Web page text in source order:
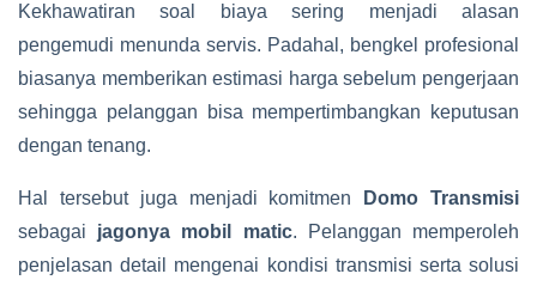
Kekhawatiran soal biaya sering menjadi alasan
pengemudi menunda servis. Padahal, bengkel profesional
biasanya memberikan estimasi harga sebelum pengerjaan
sehingga pelanggan bisa mempertimbangkan keputusan
dengan tenang.
Hal tersebut juga menjadi komitmen
Domo Transmisi
sebagai jagonya mobil matic. Pelanggan memperoleh
penjelasan detail mengenai kondisi transmisi serta solusi